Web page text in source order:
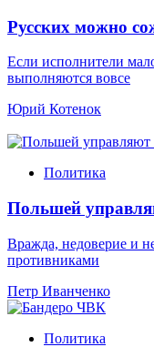
Русских можно
Если исполнители
выполняются вовсе
Юрий Котенок
Политика
Польшей
Вражда, недоверие и
противниками
Петр Иванченко
Политика